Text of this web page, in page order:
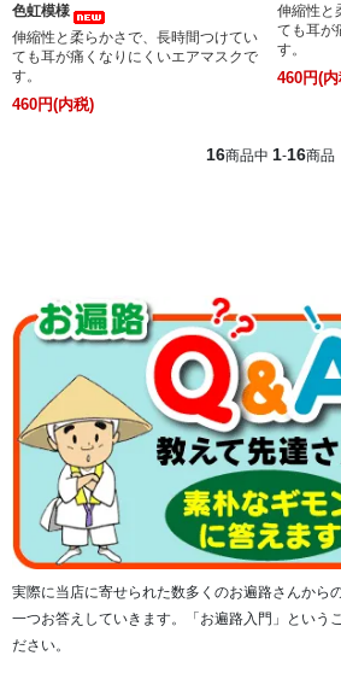
色虹模様
伸縮性と柔らかさで、長時間つけてい
ても耳が痛くなりにくいエアマスクで
す。
460円(内税)
伸縮性と
ても耳が
す。
460円(
16商品中 1-16商品
実際に当店に寄せられた数多くのお遍路さんから
一つお答えしていきます。「お遍路入門」という
ださい。